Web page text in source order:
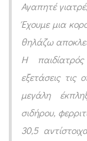
Αγαπητέ γιατρέ,
Έχουμε μια
θηλάζω
Η
εξετάσεις τις
μεγάλη
σιδήρου,
30,5